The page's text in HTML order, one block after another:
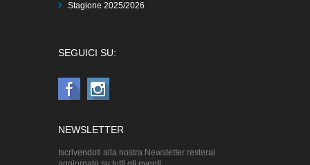
Stagione 2025/2026
SEGUICI SU:
NEWSLETTER
Iscrivendoti alla nostra Newsletter resterai